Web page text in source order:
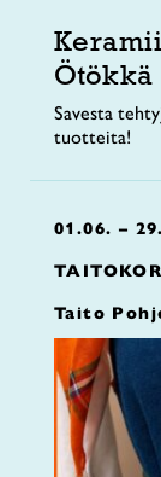
Savesta
tuotteita!
01.06. –
Taito